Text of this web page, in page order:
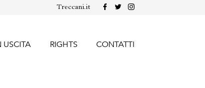
Treccani.it
USCITA RIGHTS CONTATTI